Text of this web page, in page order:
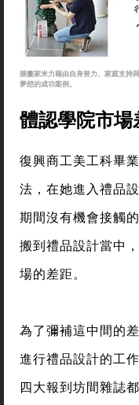
插畫家米力藉由自身努力、家庭支持
夢想的成功案例。
體認學院市
復興商工美工科畢
法，在她進入禮品
期間沒有機會接觸
搬到禮品設計當中
場的差距。
為了彌補這中間的
進行禮品設計的工
四大報到坊間雜誌